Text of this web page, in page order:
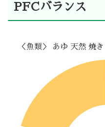
PFCバランス
＜魚類＞ あゆ 天然 焼